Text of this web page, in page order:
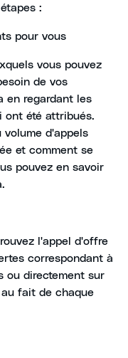
:
pour vous
vous pouvez
de vos
en regardant les
ont été attribués.
d'appels
et comment se
pouvez en savoir
l'appel d'offre
correspondant à
ou directement sur
fait de chaque